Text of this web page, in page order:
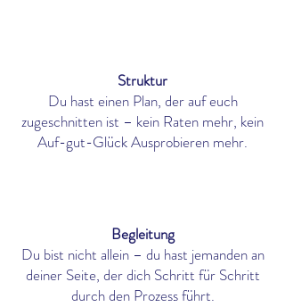
Struktur
Du hast einen Plan, der auf euch
zugeschnitten ist – kein Raten mehr, kein
Auf-gut-Glück Ausprobieren mehr.
Begleitung
Du bist nicht allein – du hast jemanden an
deiner Seite, der dich Schritt für Schritt
durch den Prozess führt.